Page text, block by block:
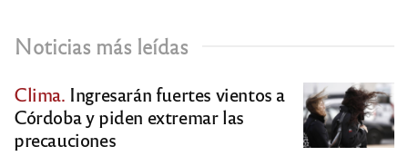
Noticias más leídas
Clima. Ingresarán fuertes vientos a
Córdoba y piden extremar las
precauciones